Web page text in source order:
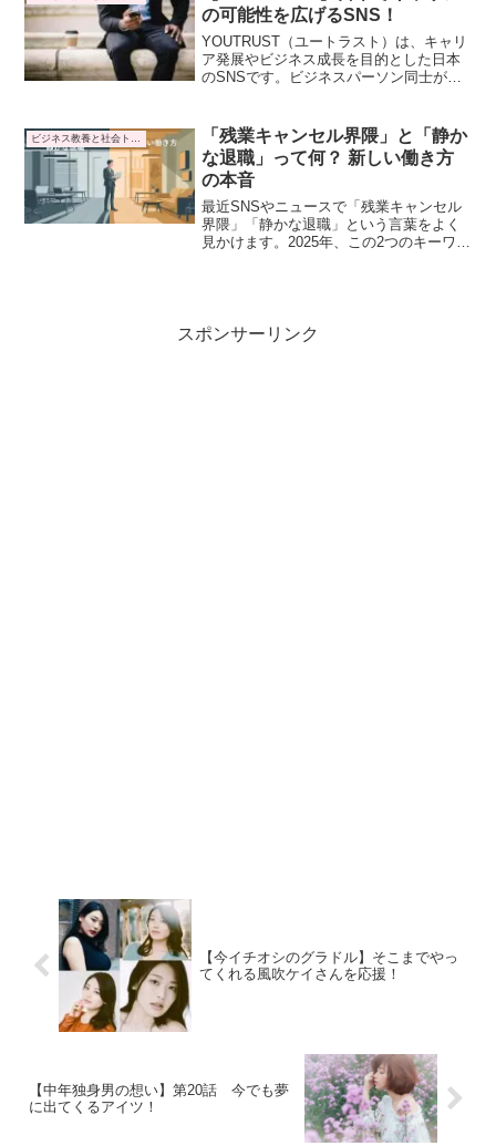
現象は、個人の問題として片付けられる
ものではありません。そこで本記事で
は、「妖精さん」という現象を多角的に
分析し、その実態と現代社会が抱える労
働問題に迫ります。
の可能性を広げるSNS！
YOUTRUST（ユートラスト）は、キャリ
ア発展やビジネス成長を目的とした日本
のSNSです。ビジネスパーソン同士が信
ためのプラットフォームとして注目を集
めています。日本版LinkedInと言われる
存在で、独自の特長と日本市場に特化し
たサービスが特徴です。
ビジネス教養と社会トレンド
「残業キャンセル界隈」と「静か
な退職」って何？ 新しい働き方
の本音
最近SNSやニュースで「残業キャンセル
界隈」「静かな退職」という言葉をよく
見かけます。2025年、この2つのキーワー
ら掘り下げていきます。
スポンサーリンク
【今イチオシのグラドル】そこまでやっ
てくれる風吹ケイさんを応援！
【中年独身男の想い】第20話 今でも夢
に出てくるアイツ！